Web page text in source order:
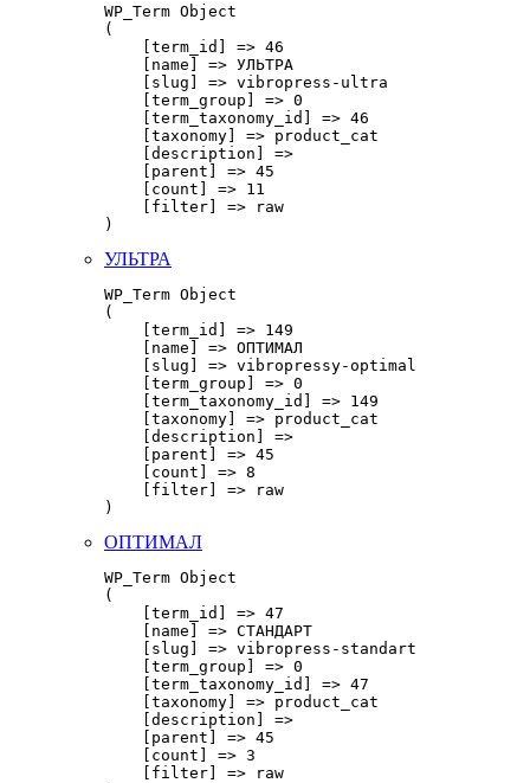
WP_Term Object
(
    [term_id] => 46
    [name] => УЛЬТРА
    [slug] => vibropress-ultra
    [term_group] => 0
    [term_taxonomy_id] => 46
    [taxonomy] => product_cat
    [description] =>
    [parent] => 45
    [count] => 11
    [filter] => raw
УЛЬТРА
WP_Term Object
(
    [term_id] => 149
    [name] => ОПТИМАЛ
    [slug] => vibropressy-optimal
    [term_group] => 0
    [term_taxonomy_id] => 149
    [taxonomy] => product_cat
    [description] =>
    [parent] => 45
    [count] => 8
    [filter] => raw
ОПТИМАЛ
WP_Term Object
(
    [term_id] => 47
    [name] => СТАНДАРТ
    [slug] => vibropress-standart
    [term_group] => 0
    [term_taxonomy_id] => 47
    [taxonomy] => product_cat
    [description] =>
    [parent] => 45
    [count] => 3
    [filter] => raw